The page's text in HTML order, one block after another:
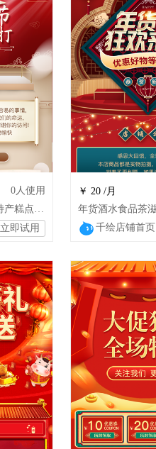
0人使用
节日促销年货节零食特产糕点坚果店铺装修
立即试用
￥ 20 /月
千绘店铺首页